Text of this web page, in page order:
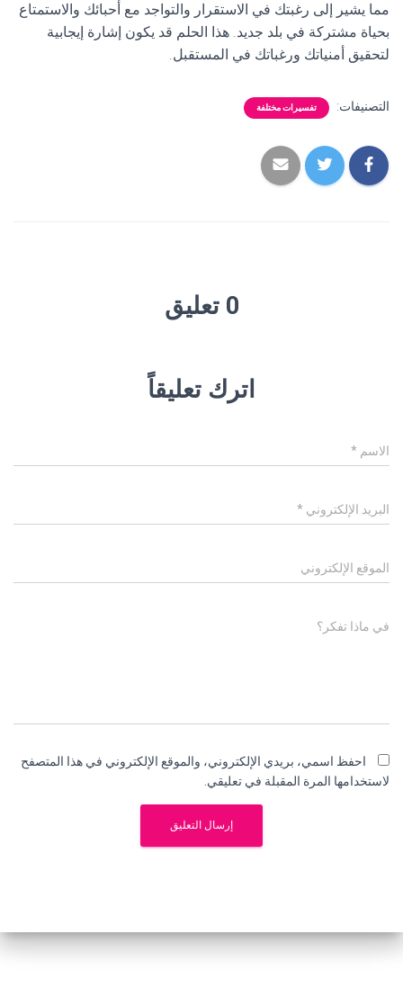
مما يشير إلى رغبتك في الاستقرار والتواجد مع أحبائك والاستمتاع
بحياة مشتركة في بلد جديد. هذا الحلم قد يكون إشارة إيجابية
لتحقيق أمنياتك ورغباتك في المستقبل.
التصنيفات: تفسيرات مختلفة
0 تعليق
اترك تعليقاً
الاسم *
البريد الإلكتروني *
الموقع الإلكتروني
في ماذا تفكر؟
احفظ اسمي، بريدي الإلكتروني، والموقع الإلكتروني في هذا المتصفح
لاستخدامها المرة المقبلة في تعليقي.